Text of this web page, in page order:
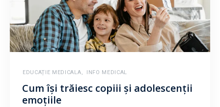
EDUCAȚIE MEDICALA, INFO MEDICAL
Cum își trăiesc copiii și adolescenții
emoțiile